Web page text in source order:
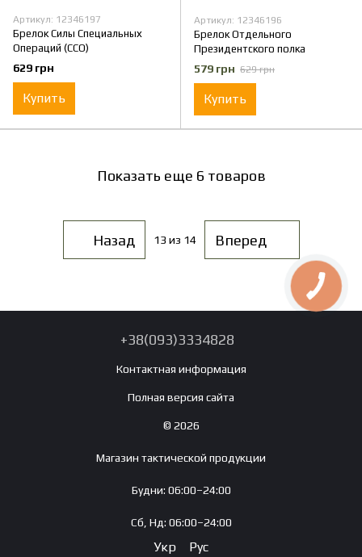
Артикул: 12346197
Брелок Силы Специальных
Операций (ССО)
629 грн
Купить
Артикул: 12346196
Брелок Отдельного
Президентского полка
579 грн 629 грн
Купить
Показать еще 6 товаров
Назад 13 из 14 Вперед
+38(093)3334828
Контактная информация
Полная версия сайта
© 2026
Магазин тактической продукции
Будни: 06:00–24:00
Сб, Нд: 06:00–24:00
Укр Рус